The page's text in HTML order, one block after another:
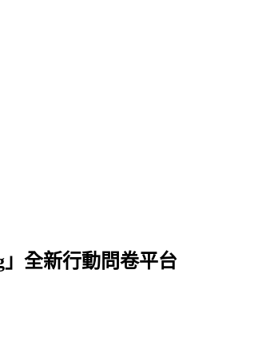
全新行動問卷平台